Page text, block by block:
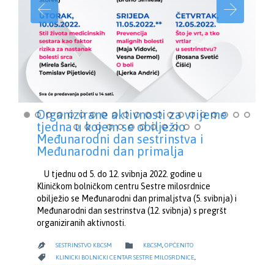
Organizirane aktivnosti za vrijeme
tjedna u kojem se obilježio
Međunarodni dan sestrinstva i
Međunarodni dan primalja
U tjednu od 5. do 12. svibnja 2022. godine u
Kliničkom bolničkom centru Sestre milosrdnice
obilježio se Međunarodni dan primaljstva (5. svibnja) i
Međunarodni dan sestrinstva (12. svibnja) s pregršt
organiziranih aktivnosti.
 SESTRINSTVO KBCSM  CATEGORY
KBCSM OPĆENITO
 CATEGORY
KLINICKI BOLNICKI CENTAR SESTRE MILOSRDNICE